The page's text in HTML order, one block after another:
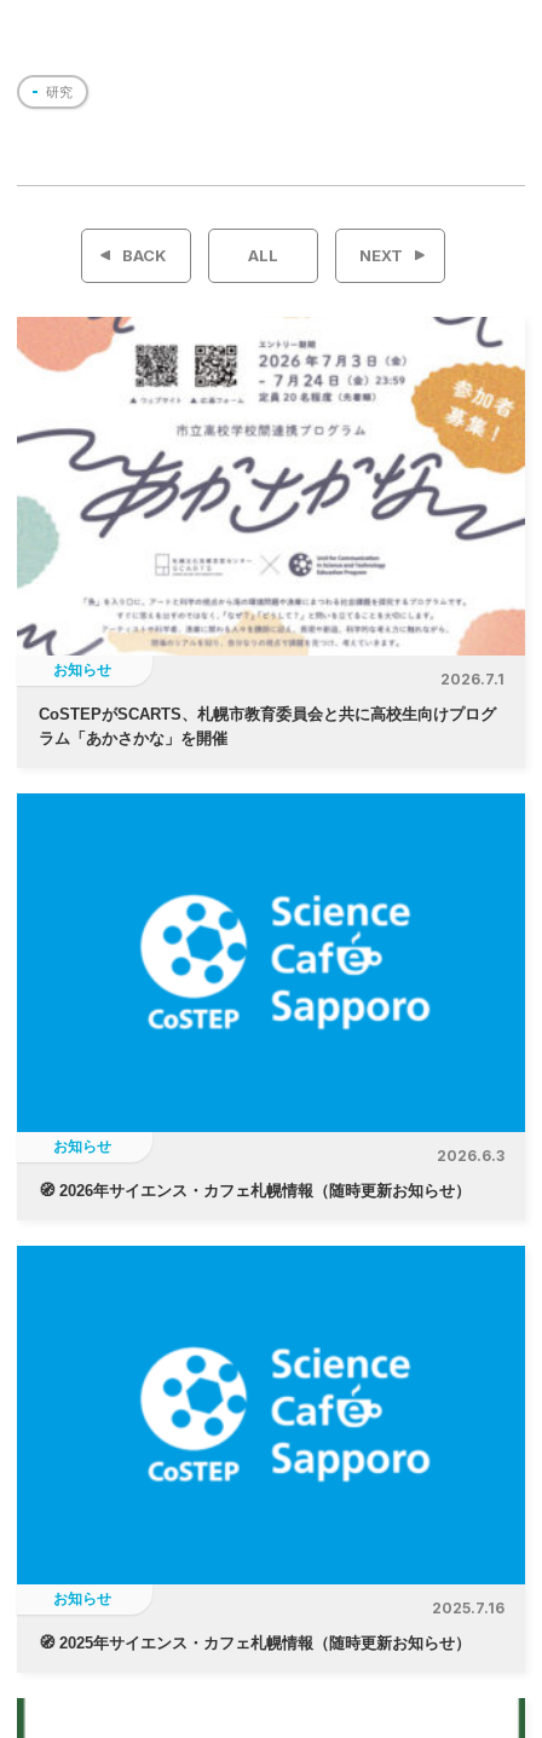
研究
投
ー
シ
ン
BACK ALL NEXT
お知らせ
2026.7.1
CoSTEPがSCARTS、札幌市教育委員会と共に高校生向けプログ
ラム「あかさかな」を開催
お知らせ
2026.6.3
🧭 2026年サイエンス・カフェ札幌情報（随時更新お知らせ）
お知らせ
2025.7.16
🧭 2025年サイエンス・カフェ札幌情報（随時更新お知らせ）